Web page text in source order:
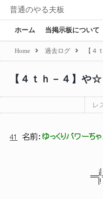
普通のやる夫板
ホーム 当掲示板について
Home 過去ログ 【
【４ｔｈ－４】
レ
41 名前： ゆっくりパワーち
＿ｊ|
￣|!